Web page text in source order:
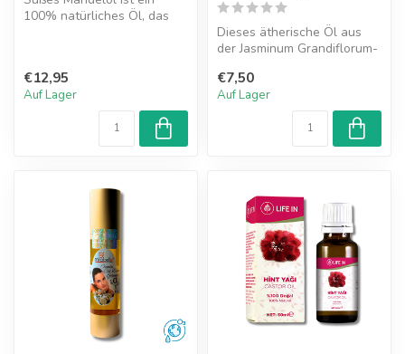
100% natürliches Öl, das
€12,95
Auf Lager
Dieses ätherische Öl aus
der Jasminum Grandiflorum-
hervorrag...
€7,50
Auf Lager